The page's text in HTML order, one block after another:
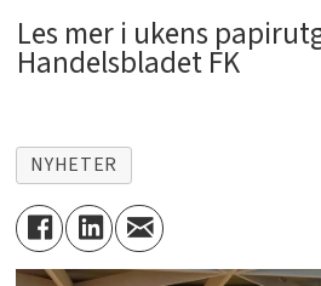
Les mer i ukens
Handelsbladet FK
NYHETER